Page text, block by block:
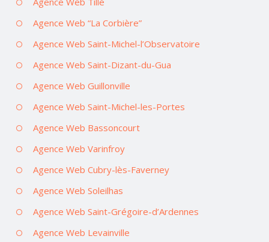
Agence Web “La Corbière”
Agence Web Saint-Michel-l’Observatoire
Agence Web Saint-Dizant-du-Gua
Agence Web Guillonville
Agence Web Saint-Michel-les-Portes
Agence Web Bassoncourt
Agence Web Varinfroy
Agence Web Cubry-lès-Faverney
Agence Web Soleilhas
Agence Web Saint-Grégoire-d’Ardennes
Agence Web Levainville